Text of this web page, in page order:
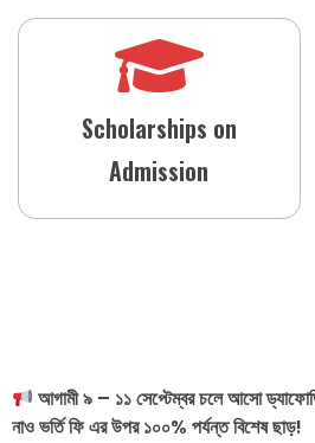
Scholarships on
Admission
আগামী ৯ – ১১ সেপ্টেম্বর চলে আসো
নাও ভর্তি ফি এর উপর ১০০% পর্যন্ত বিশেষ ছাড়!